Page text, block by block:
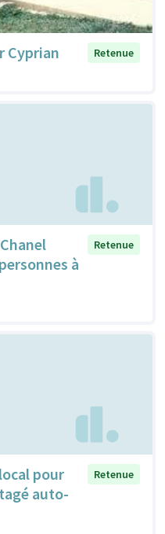
Cyprian
Retenue
à
Retenue
pour
auto-
Retenue